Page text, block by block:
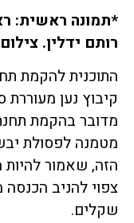
*תמונה ראשית:
רותם ידלין.
התוכנית להקמת
קיבוץ נען מעוררת
מדובר בהקמת
מטמנה לפסולת
הזה, שאמור
צפוי להניב
שקלים.